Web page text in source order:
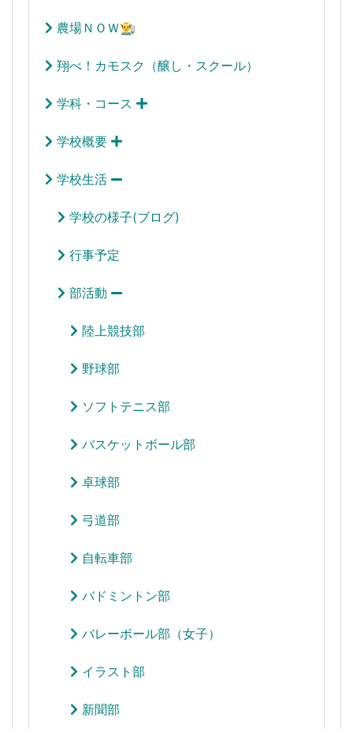
農場ＮＯＷ👨‍🌾
翔べ！カモスク（醸し・スクール）
学科・コース
学校概要
学校生活
学校の様子(ブログ)
行事予定
部活動
陸上競技部
野球部
ソフトテニス部
バスケットボール部
卓球部
弓道部
自転車部
バドミントン部
バレーボール部（女子）
イラスト部
新聞部